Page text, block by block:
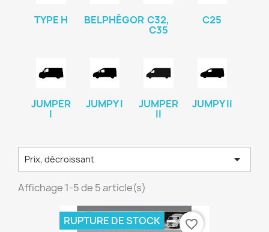
TYPE H BELPHÉGOR C32,
C35
C25
JUMPER
I
JUMPY I JUMPER
II
JUMPY II
Prix, décroissant 
Affichage 1-5 de 5 article(s)
RUPTURE DE STOCK favorite_border